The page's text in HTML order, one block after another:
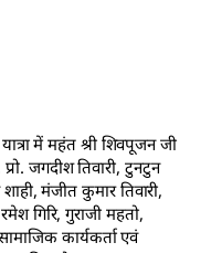
में महंत श्री शिवपूजन जी
जगदीश तिवारी, टुनटुन
मंजीत कुमार तिवारी,
गिरि, गुराजी महतो,
कार्यकर्ता एवं